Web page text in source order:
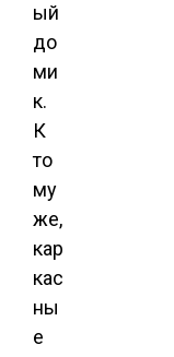
ый
до
ми
к.
К
то
му
же,
кар
кас
ны
е